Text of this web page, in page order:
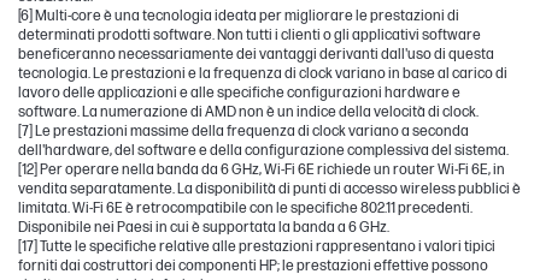
[6] Multi-core è una tecnologia ideata per migliorare le prestazioni di
determinati prodotti software. Non tutti i clienti o gli applicativi software
beneficeranno necessariamente dei vantaggi derivanti dall'uso di questa
tecnologia. Le prestazioni e la frequenza di clock variano in base al carico di
lavoro delle applicazioni e alle specifiche configurazioni hardware e
software. La numerazione di AMD non è un indice della velocità di clock.
[7] Le prestazioni massime della frequenza di clock variano a seconda
dell'hardware, del software e della configurazione complessiva del sistema.
[12] Per operare nella banda da 6 GHz, Wi-Fi 6E richiede un router Wi-Fi 6E, in
vendita separatamente. La disponibilità di punti di accesso wireless pubblici è
limitata. Wi-Fi 6E è retrocompatibile con le specifiche 802.11 precedenti.
Disponibile nei Paesi in cui è supportata la banda a 6 GHz.
[17] Tutte le specifiche relative alle prestazioni rappresentano i valori tipici
forniti dai costruttori dei componenti HP; le prestazioni effettive possono